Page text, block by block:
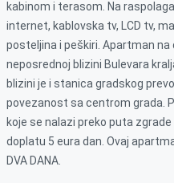
kabinom i terasom. Na
internet, kablovska tv, LCD tv,
posteljina i peškiri. Apartman na
neposrednoj blizini Bulevara
blizini je i stanica gradskog
povezanost sa centrom grada.
koje se nalazi preko puta
doplatu 5 eura dan. Ovaj
DVA DANA.